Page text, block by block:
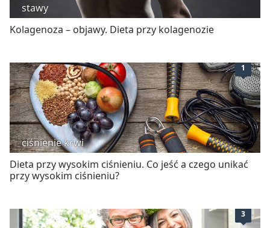
stawy
Kolagenoza – objawy. Dieta przy kolagenozie
1
ciśnienie krwi
Dieta przy wysokim ciśnieniu. Co jeść a czego unikać
przy wysokim ciśnieniu?
3